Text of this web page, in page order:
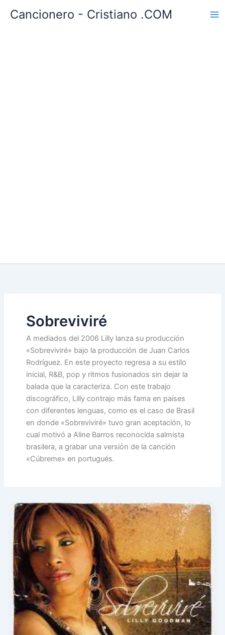
Cancionero - Cristiano .COM
Sobreviviré
A mediados del 2006 Lilly lanza su producción
«Sobreviviré» bajo la producción de Juan Carlos
Rodríguez. En este proyecto regresa a su estilo
inicial, R&B, pop y ritmos fusionados sin dejar la
balada que la caracteriza. Con este trabajo
discográfico, Lilly contrajo más fama en países
con diferentes lenguas, como es el caso de Brasil
en donde «Sobreviviré» tuvo gran aceptación, lo
cual motivó a Aline Barros reconocida salmista
brasilera, a grabar una versión de la canción
«Cúbreme» en portugués.